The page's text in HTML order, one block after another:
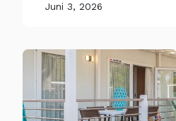
Juni 3, 2026